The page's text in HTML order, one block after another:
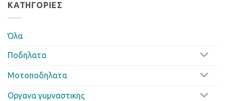
ΚΑΤΗΓΟΡΊΕΣ
Όλα
Ποδηλατα
Μοτοποδηλατα
Οργανα γυμναστικης